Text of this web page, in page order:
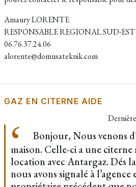
Amaury LORENTE
RESPONSABLE REGIONAL SUD-EST
06.76.37.24.06
alorente@domusateknik.com
GAZ EN CITERNE AIDE
Bonjour, Nous venons
maison. Celle-ci a une
location avec Antargaz. Dés
nous avons signalé à